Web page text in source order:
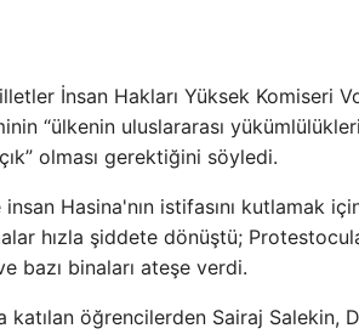
İnsan Hakları Yüksek Komiseri
“ülkenin uluslararası
olması gerektiğini söyledi.
Hasina'nın istifasını kutlamak
hızla şiddete dönüştü;
bazı binaları ateşe verdi.
katılan öğrencilerden Sairaj Salekin,